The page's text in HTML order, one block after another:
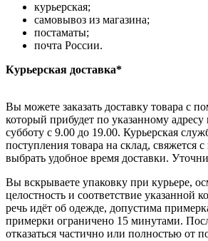
курьерская;
самовывоз из магазина;
постаматы;
почта России.
Курьерская доставка*
Вы можете заказать доставку товара с
который прибудет по указанному
субботу с 9.00 до 19.00. Курьерская
поступления товара на склад, свяжется
выбрать удобное время доставки.
Вы вскрываете упаковку при курьере,
целостность и соответствие указанной
речь идёт об одежде, допустима
примерки ограничено 15 минутами.
отказаться частично или полностью от